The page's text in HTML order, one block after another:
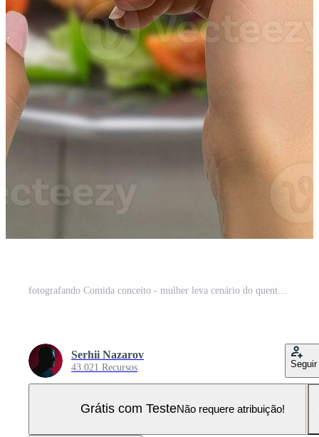
Serhii Nazarov
43.021 Recursos Seguir
Grátis com TesteNão requere atribuição!